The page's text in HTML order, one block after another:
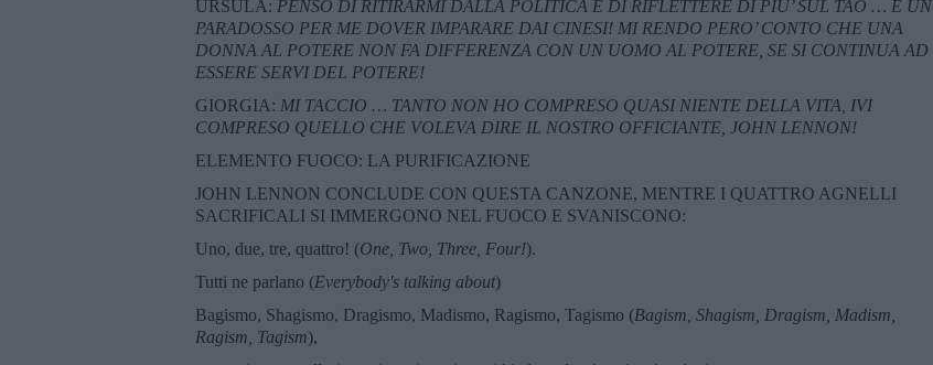
URSULA: PENSO DI RITIRARMI DALLA POLITICA E DI RIFLETTERE DI PIU’ SUL TAO … È UN
PARADOSSO PER ME DOVER IMPARARE DAI CINESI! MI RENDO PERO’ CONTO CHE UNA
DONNA AL POTERE NON FA DIFFERENZA CON UN UOMO AL POTERE, SE SI CONTINUA AD
ESSERE SERVI DEL POTERE!
GIORGIA: MI TACCIO … TANTO NON HO COMPRESO QUASI NIENTE DELLA VITA, IVI
COMPRESO QUELLO CHE VOLEVA DIRE IL NOSTRO OFFICIANTE, JOHN LENNON!
ELEMENTO FUOCO: LA PURIFICAZIONE
JOHN LENNON CONCLUDE CON QUESTA CANZONE, MENTRE I QUATTRO AGNELLI
SACRIFICALI SI IMMERGONO NEL FUOCO E SVANISCONO:
Uno, due, tre, quattro! (One, Two, Three, Four!).
Tutti ne parlano (Everybody's talking about)
Bagismo, Shagismo, Dragismo, Madismo, Ragismo, Tagismo (Bagism, Shagism, Dragism, Madism,
Ragism, Tagism),